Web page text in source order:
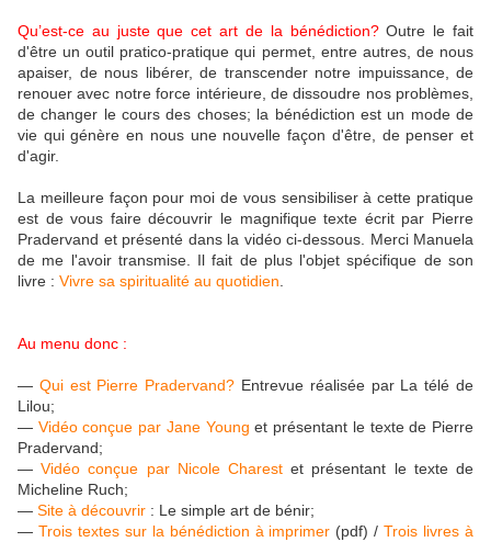
Qu’est-ce au juste que cet art de la bénédiction?Outre le fait
d'être un outil pratico-pratique qui permet, entre autres, de nous
apaiser, de nous libérer, de transcender notre impuissance, de
renouer avec notre force intérieure, de dissoudre nos problèmes,
de changer le cours des choses; la bénédiction est un mode de
vie qui génère en nous une nouvelle façon d'être, de penser et
d'agir.
La meilleure façon pour moi de vous sensibiliser à cette pratique
est de vous faire découvrir le magnifique texte écrit par Pierre
Pradervand et présenté dans la vidéo ci-dessous. Merci Manuela
de me l'avoir transmise. Il fait de plus l'objet spécifique de son
livre : Vivre sa spiritualité au quotidien
Au menu donc :
— Qui est Pierre Pradervand? Entrevue réalisée par La télé de
Lilou;
— Vidéo conçue par Jane Young et présentant le texte de Pierre
Pradervand;
—Vidéo conçue par Nicole Charest et présentant le texte de
Micheline Ruch;
— Site à découvrir : Le simple art de bénir;
— Trois textes sur la bénédiction à imprimer (pdf) /Trois livres à